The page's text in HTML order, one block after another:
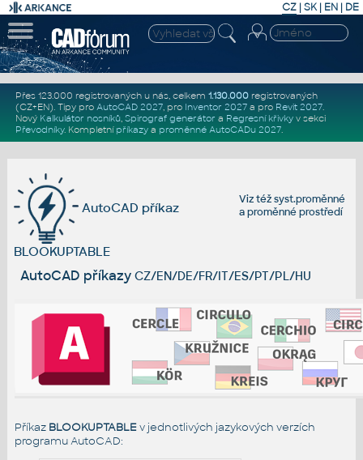
CZ | SK| EN | DE
Přes 123.000 registrovaných u nás, celkem 1.130.000registrovaných
(CZ+EN). Tipy pro AutoCAD 2027, pro Inventor 2027a pro Revit 2027.
Nový Kalkulátor nosníků, Spirograf generátor a Regresní křivkyv sekci
Převodníky. Kompletní příkazya proměnné AutoCADu 2027.
Viz téžsyst.proměnné
aproměnné prostředí
AutoCAD příkaz
BLOOKUPTABLE
AutoCAD příkazy CZ/EN/DE/FR/IT/ES/PT/PL/HU
Příkaz BLOOKUPTABLEv jednotlivých jazykových verzích
programu AutoCAD: